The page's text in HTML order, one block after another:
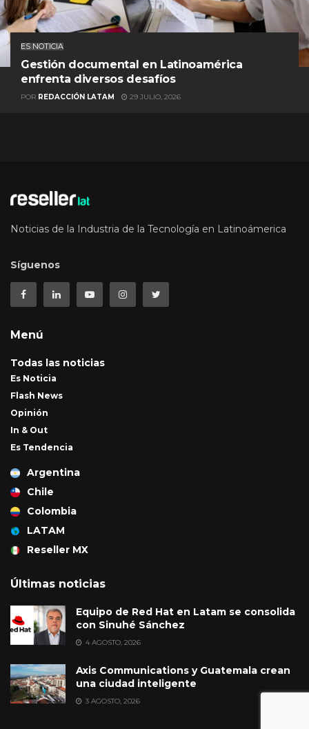
ES NOTICIA
Gestión documental en Latinoamérica
enfrenta diversos desafíos
POR REDACCIÓN LATAM 29 JULIO, 2026
Noticias de la Industria de la Tecnología en Latinoámerica
Síguenos
Menú
Todas las noticias
Es Noticia
Flash News
Opinión
In & Out
Es Tendencia
Argentina
Chile
Colombia
LATAM
Reseller MX
Últimas noticias
Equipo de Red Hat en Latam se consolida
con Sinuhé Sánchez
4 AGOSTO, 2026
Axis Communications y Guatemala crean
una ciudad inteligente
3 AGOSTO, 2026